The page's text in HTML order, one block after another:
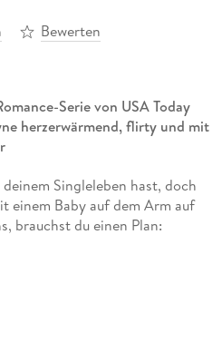
Bewerten
Serie von USA Today
herzerwärmend, flirty und mit
Singleleben hast, doch
einem Baby auf dem Arm auf
brauchst du einen Plan:
mit deinem Zwillingsbruder